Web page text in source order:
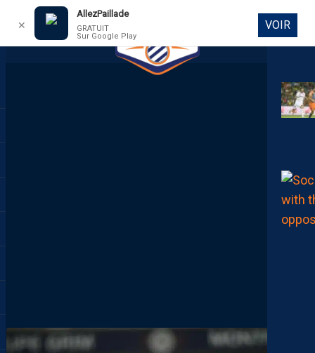
DIRECT
✕
AllezPaillade
GRATUIT
Sur Google Play
VOIR